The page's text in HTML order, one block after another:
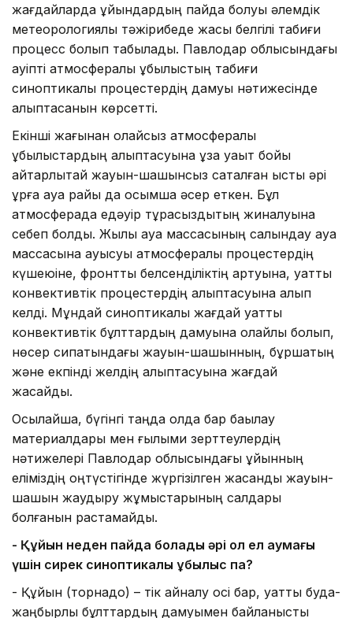
жағдайларда құйындардың пайда болуы әлемдік
метеорологиялық тәжірибеде жақсы белгілі табиғи
процесс болып табылады. Павлодар облысындағы
қауіпті атмосфералық құбылыстың табиғи
синоптикалық процестердің дамуы нәтижесінде
қалыптасқанын көрсетті.
Екінші жағынан қолайсыз атмосфералық
құбылыстардың қалыптасуына ұзақ уақыт бойы
айтарлықтай жауын-шашынсыз сақталған ыстық әрі
құрғақ ауа райы да қосымша әсер еткен. Бұл
атмосферада едәуір тұрақсыздықтың жиналуына
себеп болды. Жылы ауа массасының салқындау ауа
массасына ауысуы атмосфералық процестердің
күшеюіне, фронттық белсенділіктің артуына, қуатты
конвективтік процестердің қалыптасуына алып
келді. Мұндай синоптикалық жағдай қуатты
конвективтік бұлттардың дамуына қолайлы болып,
нөсер сипатындағы жауын-шашынның, бұршақтың
және екпінді желдің қалыптасуына жағдай
жасайды.
Осылайша, бүгінгі таңда қолда бар бақылау
материалдары мен ғылыми зерттеулердің
нәтижелері Павлодар облысындағы құйынның
еліміздің оңтүстігінде жүргізілген жасанды жауын-
шашын жаудыру жұмыстарының салдары
болғанын растамайды.
- Құйын неден пайда болады әрі ол ел аумағы
үшін сирек синоптикалық құбылыс па?
- Құйын (торнадо) – тік айналу осі бар, қуатты будақ-
жаңбырлы бұлттардың дамуымен байланысты